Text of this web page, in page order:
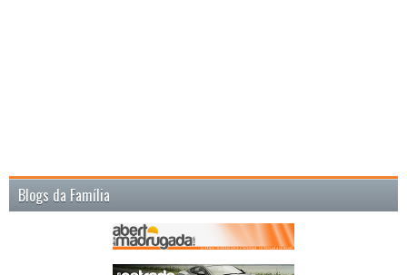
Blogs da Família